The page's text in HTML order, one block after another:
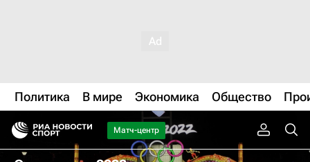
Политика В мире Экономика Общество
Матч-центр